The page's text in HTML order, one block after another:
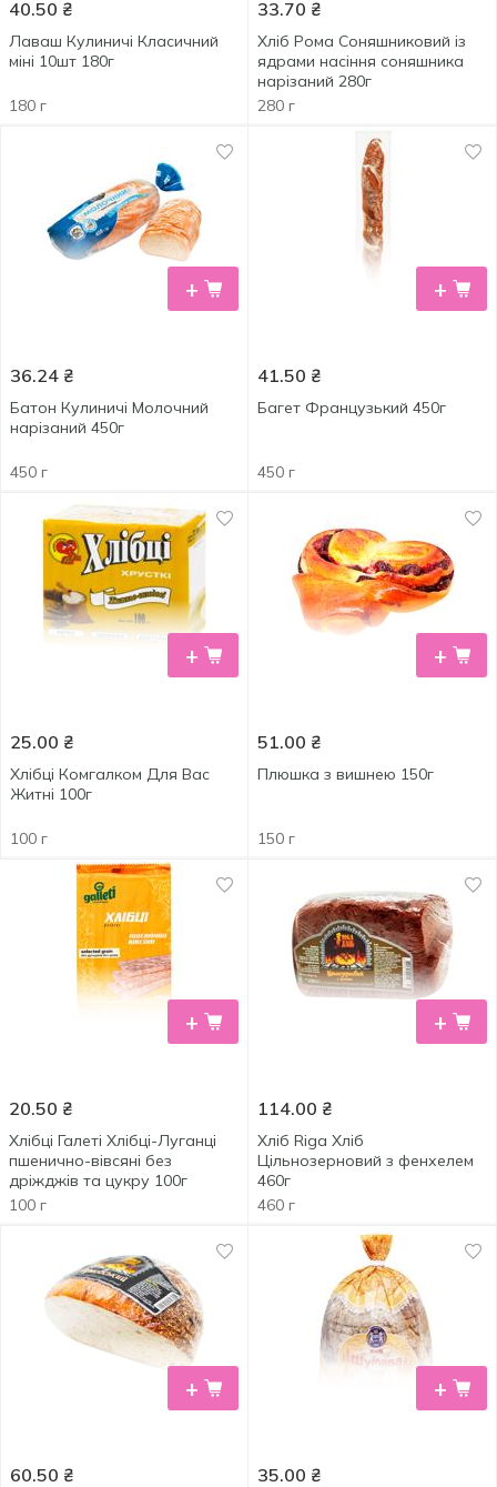
40.50 ₴
Лаваш Кулиничі Класичний
міні 10шт 180г
180 г
33.70 ₴
Хліб Рома Соняшниковий із
ядрами насіння соняшника
нарізаний 280г
280 г
+
36.24 ₴
Батон Кулиничі Молочний
нарізаний 450г
450 г
+
41.50 ₴
Багет Французький 450г
450 г
+
25.00 ₴
Хлібці Комгалком Для Вас
Житні 100г
100 г
+
51.00 ₴
Плюшка з вишнею 150г
150 г
+
20.50 ₴
Хлібці Галеті Хлібці-Луганці
пшенично-вівсяні без
дріжджів та цукру 100г
100 г
+
114.00 ₴
Хліб Riga Хліб
Цільнозерновий з фенхелем
460г
460 г
+
60.50 ₴
+
35.00 ₴